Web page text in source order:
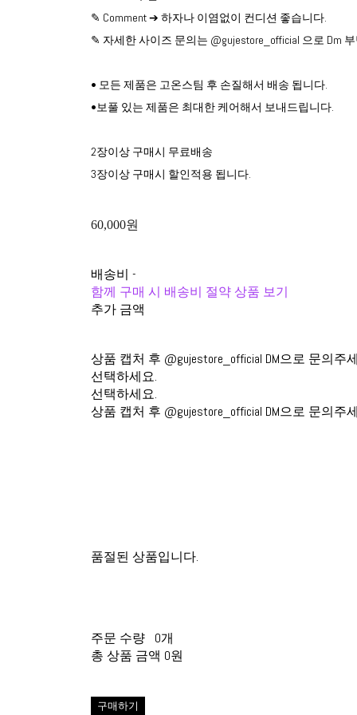
✎ Comment ➔ 하자나 이염없이 컨디션 좋습니다.
✎ 자세한 사이즈 문의는 @gujestore_official 으로 Dm
• 모든 제품은 고온스팀 후 손질해서 배송 됩니다.
•보풀 있는 제품은 최대한 케어해서 보내드립니다.
2장이상 구매시 무료배송
3장이상 구매시 할인적용 됩니다.
60,000원
배송비-
함께 구매 시 배송비 절약 상품 보기
추가 금액
상품 캡처 후 @gujestore_official DM으로 문의주
선택하세요.
선택하세요.
상품 캡처 후 @gujestore_official DM으로 문의주
품절된 상품입니다.
주문 수량
0개
총 상품 금액 0원
구매하기